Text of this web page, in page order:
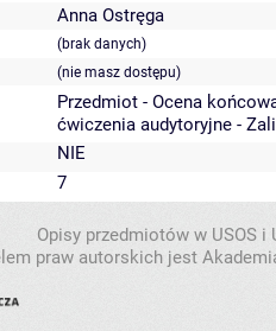
Anna Ostręga
(brak danych)
(nie masz dostępu)
Przedmiot - Ocena
ćwiczenia audytoryjne -
NIE
7
Opisy przedmiotów w USOS
praw autorskich jest